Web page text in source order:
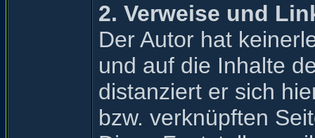
2. Verweise und
Der Autor hat
und auf die Inhalte
distanziert er sich
bzw. verknüpften